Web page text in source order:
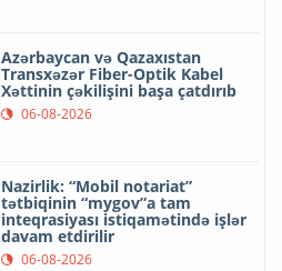
Azərbaycan və Qazaxıstan
Transxəzər Fiber-Optik Kabel
Xəttinin çəkilişini başa çatdırıb
06-08-2026
Nazirlik: “Mobil notariat”
tətbiqinin “mygov”a tam
inteqrasiyası istiqamətində işlər
davam etdirilir
06-08-2026